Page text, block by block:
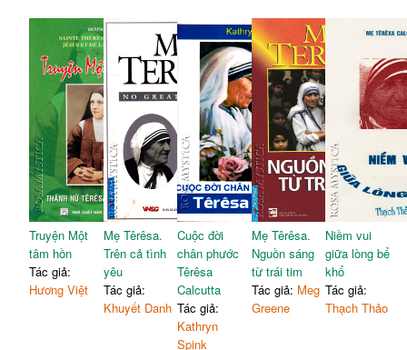
Truyện Một
tâm hồn
Tác giả:
Hương Việt
Mẹ Têrêsa.
Trên cả tình
yêu
Tác giả:
Khuyết Danh
Cuộc đời
chân phước
Têrêsa
Calcutta
Tác giả:
Kathryn
Spink
Mẹ Têrêsa.
Nguồn sáng
từ trái tim
Tác giả: Meg
Greene
Niềm vui
giữa lòng bể
khổ
Tác giả:
Thạch Thảo